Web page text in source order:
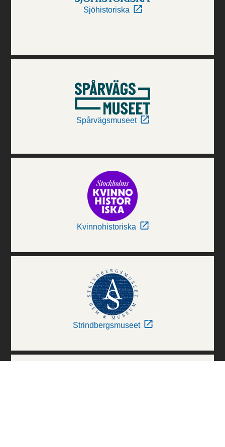
Sjöhistoriska
Spårvägsmuseet
Kvinnohistoriska
Strindbergsmuseet